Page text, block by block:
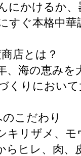
にかけるか、
すぐ本格中華
店とは？
、海の恵み
くりにおい
こだわり
キリザメ、モ
らヒレ、肉、